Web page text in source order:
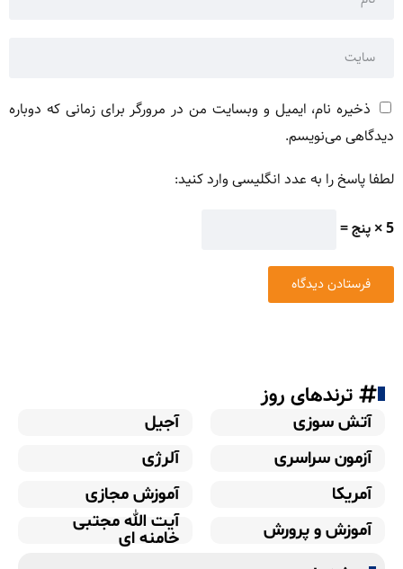
ذخیره نام، ایمیل و وبسایت من در مرورگر برای زمانی که دوباره
دیدگاهی می‌نویسم.
لطفا پاسخ را به عدد انگلیسی وارد کنید:
5 × پنج =
ترندهای روز
آتش سوزی
آجیل
آزمون سراسری
آلرژی
آمریکا
آموزش مجازی
آموزش و پرورش
آیت الله مجتبی
خامنه ای